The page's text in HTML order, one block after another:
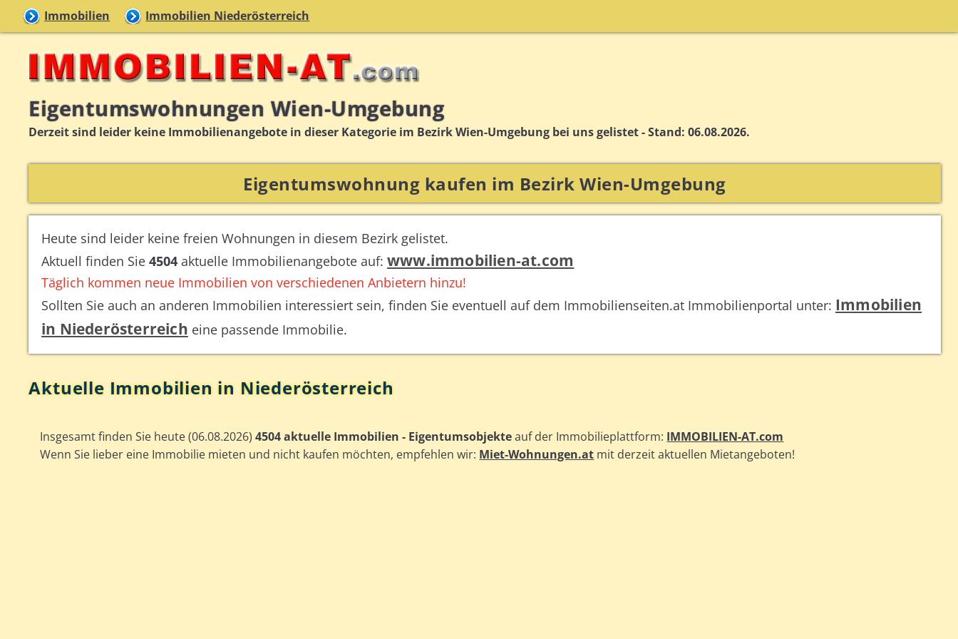
Immobilien Immobilien Niederösterreich
Eigentumswohnungen Wien-Umgebung
Derzeit sind leider keine Immobilienangebote in dieser Kategorie im Bezirk Wien-Umgebung bei uns gelistet - Stand: 06.08.2026.
Eigentumswohnung kaufen im Bezirk Wien-Umgebung
Heute sind leider keine freien Wohnungen in diesem Bezirk gelistet.
Aktuell finden Sie4504 aktuelle Immobilienangebote auf:www.immobilien-at.com
Täglich kommen neue Immobilien von verschiedenen Anbietern hinzu!
Sollten Sie auch an anderen Immobilien interessiert sein, finden Sie eventuell auf dem Immobilienseiten.at Immobilienportal unter: Immobilien
in Niederösterreich eine passende Immobilie.
Aktuelle Immobilien in Niederösterreich
Insgesamt finden Sie heute (06.08.2026)4504 aktuelle Immobilien - Eigentumsobjekteauf der Immobilieplattform: IMMOBILIEN-AT.com
Wenn Sie lieber eine Immobilie mieten und nicht kaufen möchten, empfehlen wir: Miet-Wohnungen.at mit derzeit aktuellen Mietangeboten!